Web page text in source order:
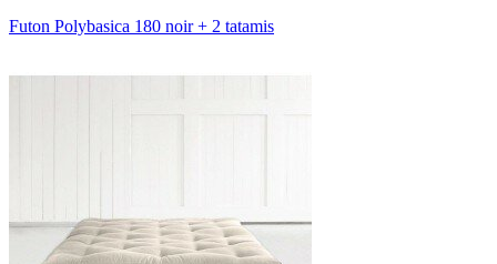
Futon Polybasica 180 noir + 2 tatamis